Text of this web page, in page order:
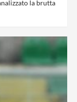
la brutta